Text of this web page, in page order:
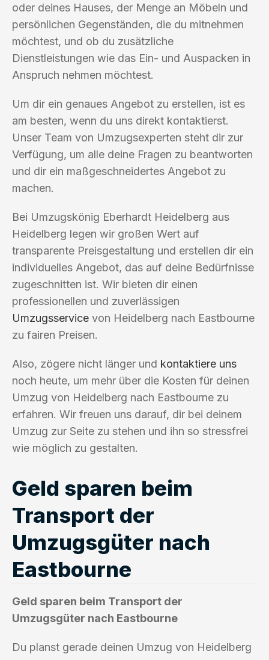
oder deines Hauses, der Menge an Möbeln und
persönlichen Gegenständen, die du mitnehmen
möchtest, und ob du zusätzliche
Dienstleistungen wie das Ein- und Auspacken in
Anspruch nehmen möchtest.
Um dir ein genaues Angebot zu erstellen, ist es
am besten, wenn du uns direkt kontaktierst.
Unser Team von Umzugsexperten steht dir zur
Verfügung, um alle deine Fragen zu beantworten
und dir ein maßgeschneidertes Angebot zu
machen.
Bei Umzugskönig Eberhardt Heidelberg aus
Heidelberg legen wir großen Wert auf
transparente Preisgestaltung und erstellen dir ein
individuelles Angebot, das auf deine Bedürfnisse
zugeschnitten ist. Wir bieten dir einen
professionellen und zuverlässigen
Umzugsservice von Heidelberg nach Eastbourne
zu fairen Preisen.
Also, zögere nicht länger und kontaktiere uns
noch heute, um mehr über die Kosten für deinen
Umzug von Heidelberg nach Eastbourne zu
erfahren. Wir freuen uns darauf, dir bei deinem
Umzug zur Seite zu stehen und ihn so stressfrei
wie möglich zu gestalten.
Geld sparen beim
Transport der
Umzugsgüter nach
Eastbourne
Geld sparen beim Transport der
Umzugsgüter nach Eastbourne
Du planst gerade deinen Umzug von Heidelberg